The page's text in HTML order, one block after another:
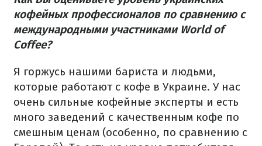
кофейных профессионалов по сравнению с
международными участниками World of
Coffee?
Я горжусь нашими бариста и людьми,
которые работают с кофе в Украине. У нас
очень сильные кофейные эксперты и есть
много заведений с качественным кофе по
смешным ценам (особенно, по сравнению с